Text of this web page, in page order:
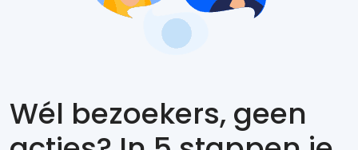
Wél bezoekers, geen